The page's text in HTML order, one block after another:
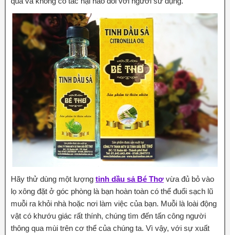
Hãy thử dùng một lượng tinh dầu sả Bé Thơ vừa đủ bỏ vào
lọ xông đặt ở góc phòng là bạn hoàn toàn có thể đuổi sạch lũ
muỗi ra khỏi nhà hoặc nơi làm việc của bạn. Muỗi là loài động
vật có khướu giác rất thính, chúng tìm đến tấn công người
thông qua mùi trên cơ thể của chúng ta. Vì vậy, với sự xuất